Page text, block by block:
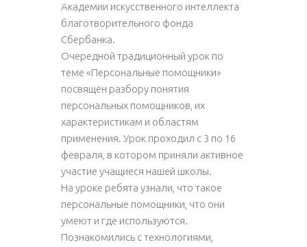
Академии искусственного интеллекта
благотворительного фонда
Сбербанка.
Очередной традиционный урок по
теме «Персональные помощники»
посвящён разбору понятия
персональных помощников, их
характеристикам и областям
применения. Урок проходил с 3 по 16
февраля, в котором приняли активное
участие учащиеся нашей школы.
На уроке ребята узнали, что такое
персональные помощники, что они
умеют и где используются.
Познакомились с технологиями,